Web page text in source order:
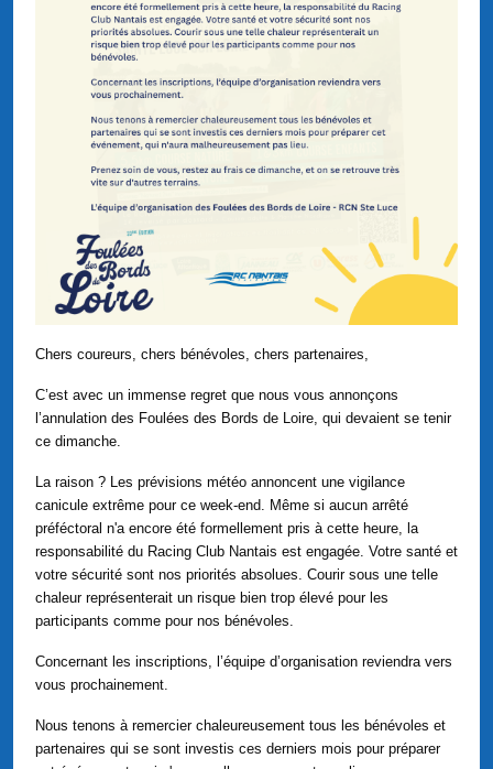
Chers coureurs, chers bénévoles, chers partenaires,
C’est avec un immense regret que nous vous annonçons
l’annulation des Foulées des Bords de Loire, qui devaient se tenir
ce dimanche.
La raison ? Les prévisions météo annoncent une vigilance
canicule extrême pour ce week-end. Même si aucun arrêté
préféctoral n'a encore été formellement pris à cette heure, la
responsabilité du Racing Club Nantais est engagée. Votre santé et
votre sécurité sont nos priorités absolues. Courir sous une telle
chaleur représenterait un risque bien trop élevé pour les
participants comme pour nos bénévoles.
Concernant les inscriptions, l’équipe d’organisation reviendra vers
vous prochainement.
Nous tenons à remercier chaleureusement tous les bénévoles et
partenaires qui se sont investis ces derniers mois pour préparer